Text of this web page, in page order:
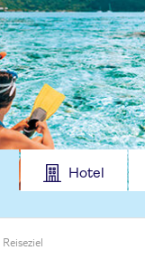
Hotel